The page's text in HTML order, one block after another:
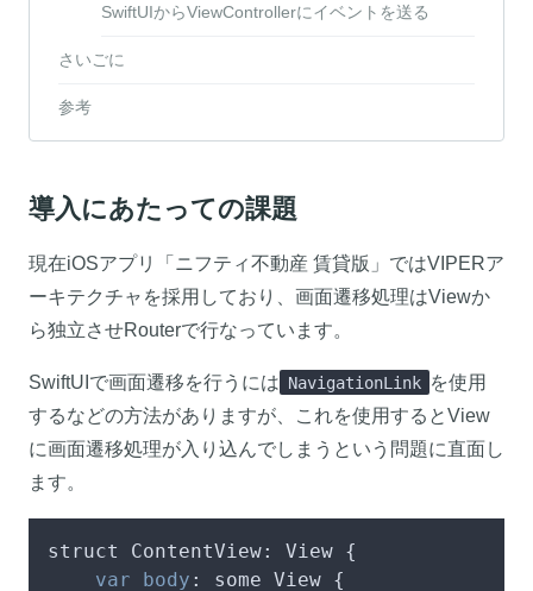
SwiftUIからViewControllerにイベントを送る
さいごに
参考
導入にあたっての課題
現在iOSアプリ「ニフティ不動産 賃貸版」ではVIPERア
ーキテクチャを採用しており、画面遷移処理はViewか
ら独立させRouterで行なっています。
SwiftUIで画面遷移を行うには NavigationLink を使用
するなどの方法がありますが、これを使用するとView
に画面遷移処理が入り込んでしまうという問題に直面し
ます。
struct ContentView: View {
var
body : some View {